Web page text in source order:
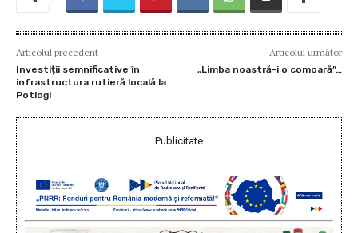
Articolul precedent
Investiții semnificative în
infrastructura rutieră locală la
Potlogi
Articolul următor
„Limba noastră-i o comoară”…
Publicitate